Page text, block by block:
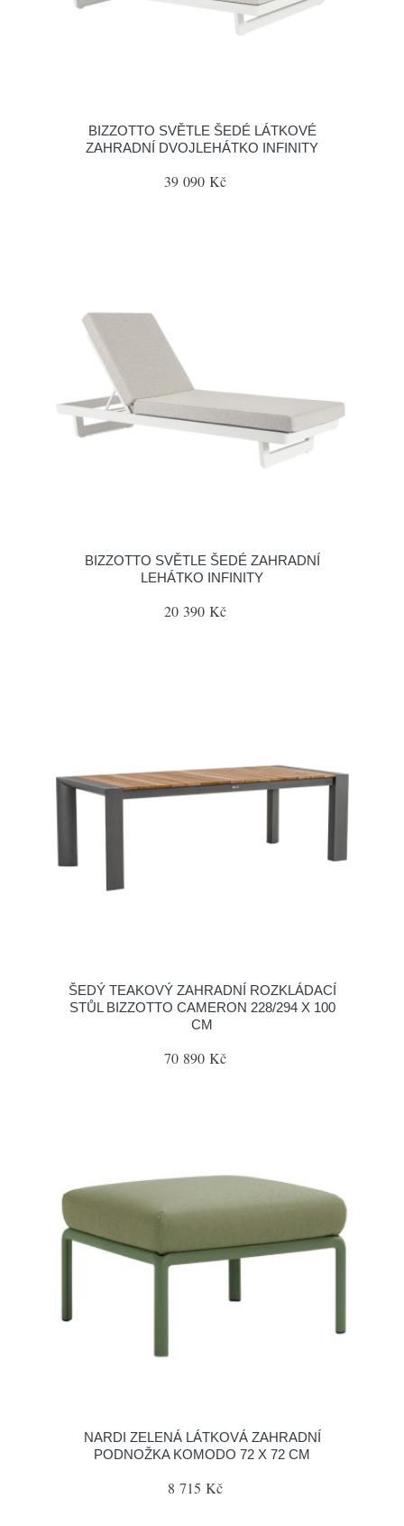
BIZZOTTO SVĚTLE ŠEDÉ LÁTKOVÉ
ZAHRADNÍ DVOJLEHÁTKO INFINITY
39 090 Kč
BIZZOTTO SVĚTLE ŠEDÉ ZAHRADNÍ
LEHÁTKO INFINITY
20 390 Kč
ŠEDÝ TEAKOVÝ ZAHRADNÍ ROZKLÁDACÍ
STŮL BIZZOTTO CAMERON 228/294 X 100
CM
70 890 Kč
NARDI ZELENÁ LÁTKOVÁ ZAHRADNÍ
PODNOŽKA KOMODO 72 X 72 CM
8 715 Kč